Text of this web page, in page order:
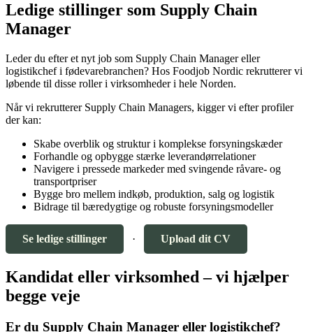
Ledige stillinger som Supply Chain
Manager
Leder du efter et nyt job som Supply Chain Manager eller
logistikchef i fødevarebranchen? Hos Foodjob Nordic rekrutterer vi
løbende til disse roller i virksomheder i hele Norden.
Når vi rekrutterer Supply Chain Managers, kigger vi efter profiler
der kan:
Skabe overblik og struktur i komplekse forsyningskæder
Forhandle og opbygge stærke leverandørrelationer
Navigere i pressede markeder med svingende råvare- og
transportpriser
Bygge bro mellem indkøb, produktion, salg og logistik
Bidrage til bæredygtige og robuste forsyningsmodeller
Se ledige stillinger · Upload dit CV
Kandidat eller virksomhed – vi hjælper
begge veje
Er du Supply Chain Manager eller logistikchef?